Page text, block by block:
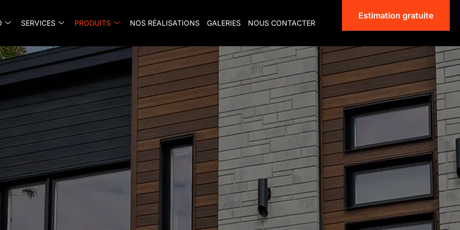
SERVICES PRODUITS NOS RÉALISATIONS GALERIES NOUS CONTACTER
Estimation gratuite